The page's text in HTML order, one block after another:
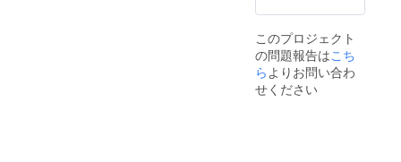
このプロジェクト
の問題報告はこち
らよりお問い合わ
せください